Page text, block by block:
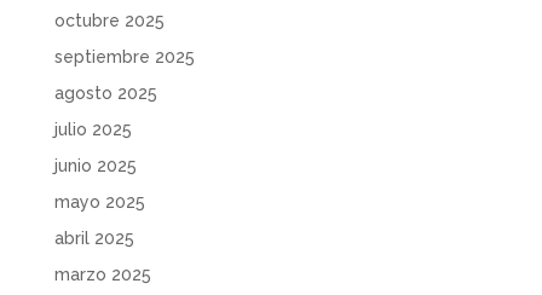
octubre 2025
septiembre 2025
agosto 2025
julio 2025
junio 2025
mayo 2025
abril 2025
marzo 2025